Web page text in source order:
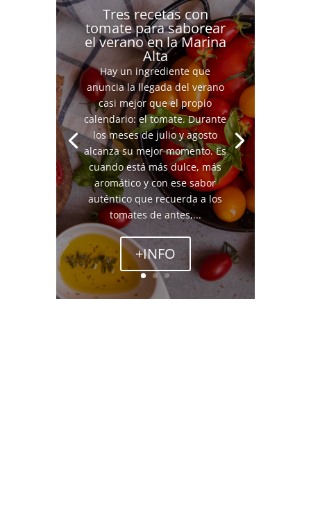
Tres recetas con
tomate para saborear
el verano en la Marina
Alta
Hay un ingrediente que
anuncia la llegada del verano
casi mejor que el propio
calendario: el tomate. Durante
los meses de julio y agosto
alcanza su mejor momento. Es
cuando está más dulce, más
aromático y con ese sabor
auténtico que recuerda a los
tomates de antes,...
+INFO